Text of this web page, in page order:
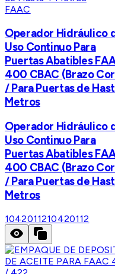
FAAC
Operador Hidráulico
Uso Continuo Para
Puertas Abatibles
400 CBAC (Brazo
/ Para Puertas de
Metros
Operador Hidráulico
Uso Continuo Para
Puertas Abatibles
400 CBAC (Brazo
/ Para Puertas de
Metros
1042011210420112